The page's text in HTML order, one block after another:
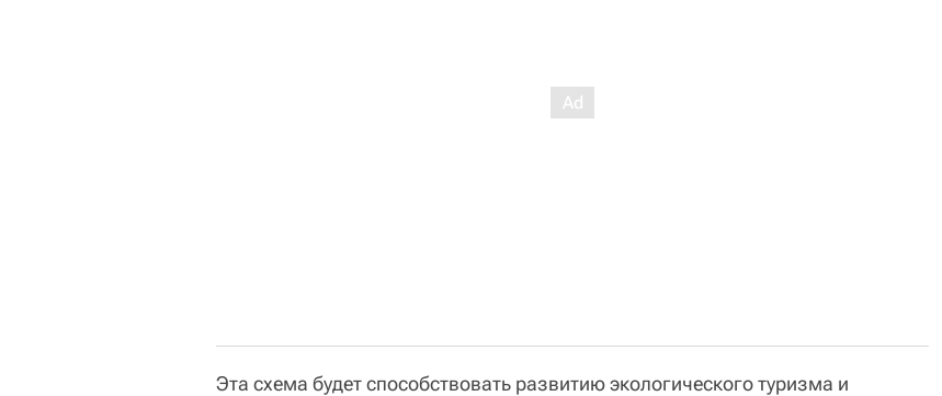
Эта схема будет способствовать развитию экологического туризма и